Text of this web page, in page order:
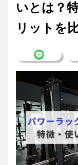
いとは？
リットを